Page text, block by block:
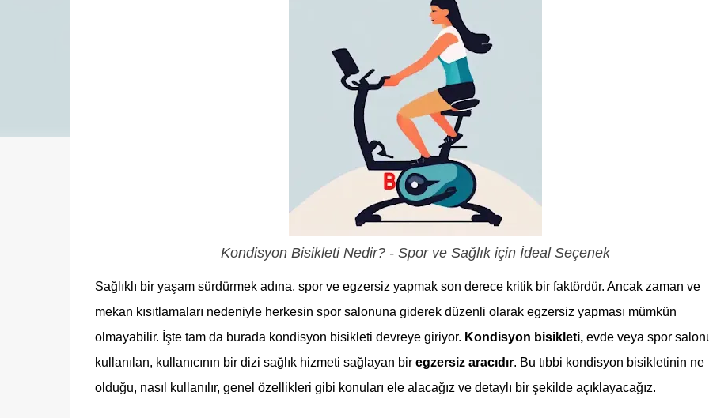
Kondisyon Bisikleti Nedir? - Spor ve Sağlık için İdeal Seçenek
Sağlıklı bir yaşam sürdürmek adına, spor ve egzersiz yapmak son derece kritik bir faktördür. Ancak zaman ve
mekan kısıtlamaları nedeniyle herkesin spor salonuna giderek düzenli olarak egzersiz yapması mümkün
olmayabilir. İşte tam da burada kondisyon bisikleti devreye giriyor. Kondisyon bisikleti,evde veya spor
kullanılan, kullanıcının bir dizi sağlık hizmeti sağlayan bir egzersiz aracıdır. Bu tıbbi kondisyon bisikletinin ne
olduğu, nasıl kullanılır, genel özellikleri gibi konuları ele alacağız ve detaylı bir şekilde açıklayacağız.